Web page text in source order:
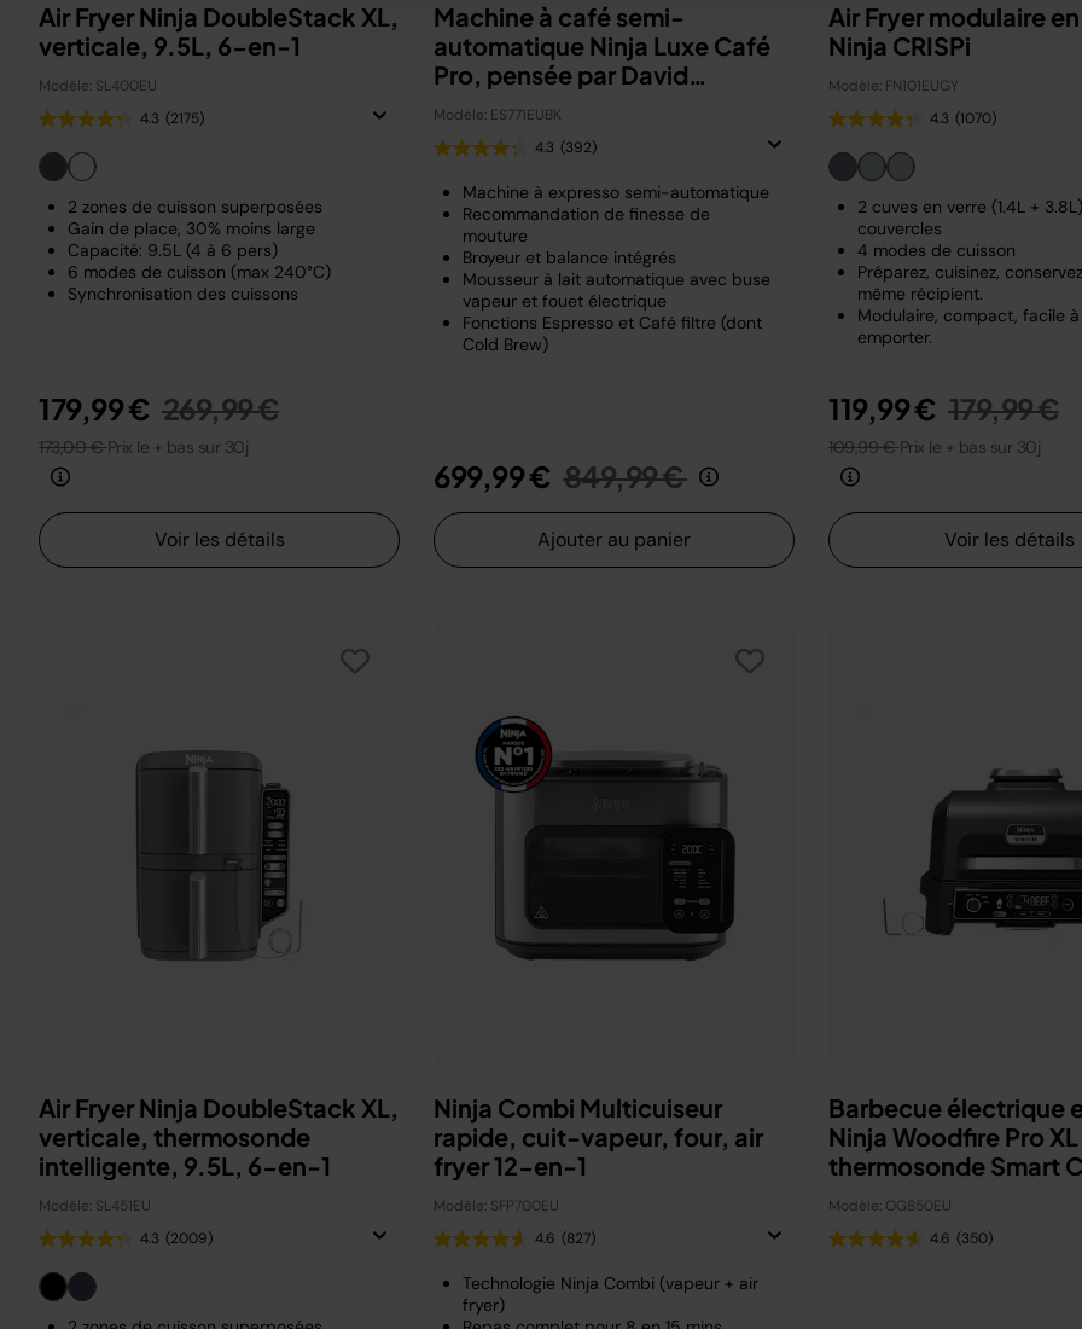
Air Fryer Ninja DoubleStack XL,
verticale, 9.5L, 6-en-1
Modèle: SL400EU
4.3 (2175)
2 zones de cuisson superposées
Gain de place, 30% moins large
Capacité: 9.5L (4 à 6 pers)
6 modes de cuisson (max 240°C)
Synchronisation des cuissons
179,99 € Prix réduit de
269,99 €au
173,00 €Prix le + bas sur 30j
Voir les détails
Machine à café semi-
automatique Ninja Luxe Café
Pro, pensée par David
Beckham
Modèle: ES771EUBK
4.3 (392)
Machine à expresso semi-automatique
Recommandation de finesse de
mouture
Broyeur et balance intégrés
Mousseur à lait automatique avec buse
vapeur et fouet électrique
Fonctions Espresso et Café filtre (dont
Cold Brew)
699,99 € Prix réduit de
849,99 €au
Ajouter au panier
Air Fryer modulaire
Ninja CRISPi
Modèle: FN101EUGY
4.3 (1070)
2 cuves en verre (1.4L +
couvercles
4 modes de cuisson
Préparez, cuisinez,
même récipient.
Modulaire, compact, facile
emporter.
119,99 € Prix réduit
179,99 €au
109,99 €Prix le + bas sur 30j
Voir les détails
Air Fryer Ninja DoubleStack XL,
verticale, thermosonde
intelligente, 9.5L, 6-en-1
Modèle: SL451EU
4.3 (2009)
Ninja Combi Multicuiseur
rapide, cuit-vapeur, four, air
fryer 12-en-1
Modèle: SFP700EU
4.6 (827)
Technologie Ninja Combi (vapeur + air
fryer)
Barbecue électrique
Ninja Woodfire Pro
thermosonde Smart
OG850EU
Modèle: OG850EU
4.6 (350)